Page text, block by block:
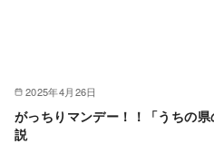
2025年4月26日
がっちりマンデー！！「うちの
説